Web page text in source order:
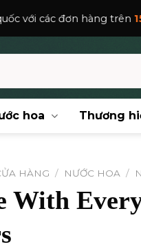
hàng trên150,000₫.
hoa Thương
HÀNG / NƯỚC HOA /
With